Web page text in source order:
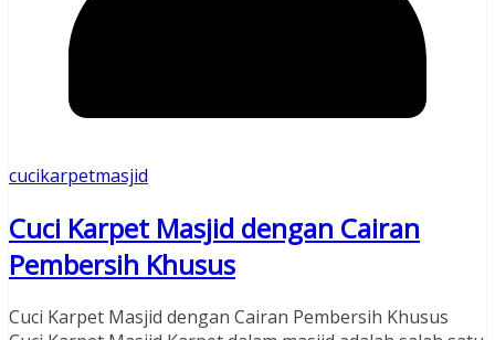
cucikarpetmasjid
Cuci Karpet Masjid dengan Cairan
Pembersih Khusus
Cuci Karpet Masjid dengan Cairan Pembersih Khusus